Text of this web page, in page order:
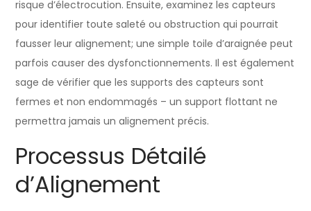
risque d’électrocution. Ensuite, examinez les capteurs
pour identifier toute saleté ou obstruction qui pourrait
fausser leur alignement; une simple toile d’araignée peut
parfois causer des dysfonctionnements. Il est également
sage de vérifier que les supports des capteurs sont
fermes et non endommagés – un support flottant ne
permettra jamais un alignement précis.
Processus Détailé
d’Alignement